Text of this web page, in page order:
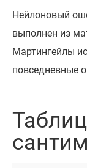
Нейлоновый
выполнен из
Мартингейлы
повседневные
меньшей петле
модели